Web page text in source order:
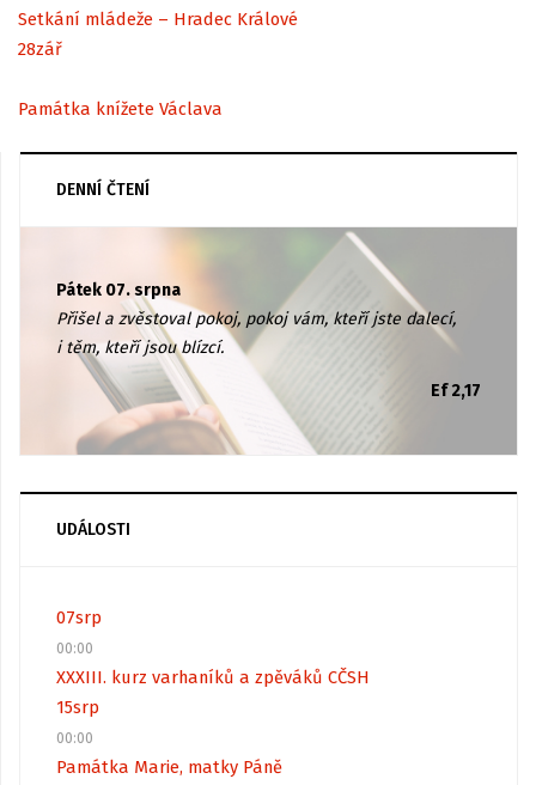
Setkání mládeže – Hradec Králové
28zář
Památka knížete Václava
DENNÍ ČTENÍ
Pátek 07. srpna
Přišel a zvěstoval pokoj, pokoj vám, kteří jste dalecí,
i těm, kteří jsou blízcí.
Ef 2,17
UDÁLOSTI
07srp
00:00
XXXIII. kurz varhaníků a zpěváků CČSH
15srp
00:00
Památka Marie, matky Páně